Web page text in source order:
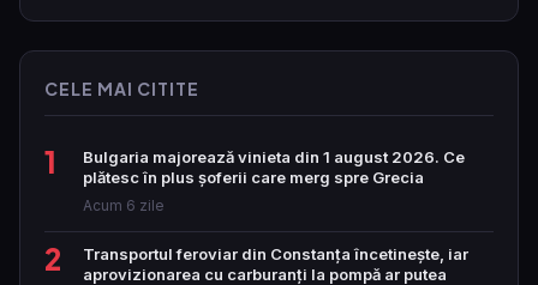
CELE MAI CITITE
1
Bulgaria majorează vinieta din 1 august 2026. Ce
plătesc în plus șoferii care merg spre Grecia
Acum 6 zile
2
Transportul feroviar din Constanța încetinește, iar
aprovizionarea cu carburanți la pompă ar putea